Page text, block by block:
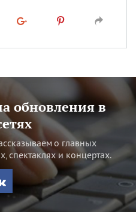
обновления в
о главных
спектаклях и концертах.